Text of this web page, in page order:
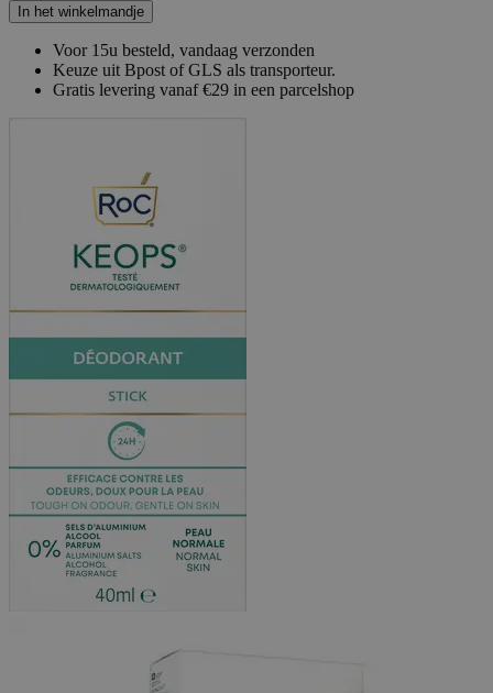
In het winkelmandje
Voor 15u besteld, vandaag verzonden
Keuze uit Bpost of GLS als transporteur.
Gratis levering vanaf €29 in een parcelshop